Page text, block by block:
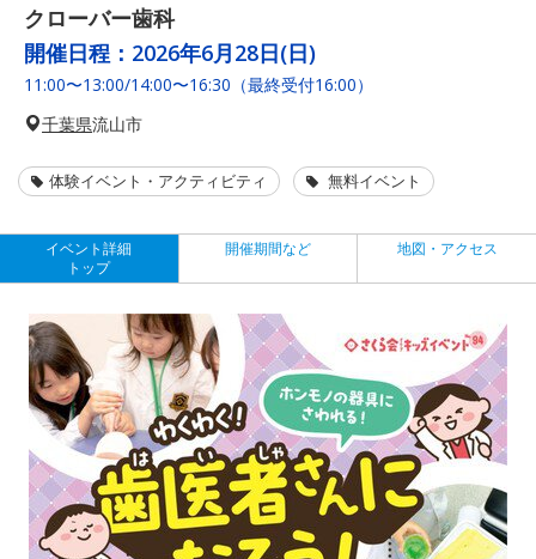
クローバー歯科
開催日程： 2026年6月28日(日)
11:00〜13:00/14:00〜16:30（最終受付16:00）
千葉県流山市
体験イベント・アクティビティ 無料イベント
イベント詳細
トップ
開催期間など 地図・アクセス